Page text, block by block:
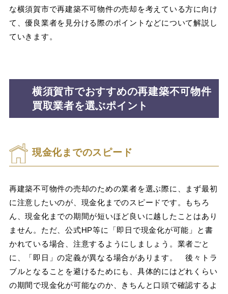
な横須賀市で再建築不可物件の売却を考えている方に向け
て、優良業者を見分ける際のポイントなどについて解説し
ていきます。
横須賀市でおすすめの再建築不可物件
買取業者を選ぶポイント
現金化までのスピード
再建築不可物件の売却のための業者を選ぶ際に、まず最初
に注意したいのが、現金化までのスピードです。もちろ
ん、現金化までの期間が短いほど良いに越したことはあり
ません。ただ、公式HP等に「即日で現金化が可能」と書
かれている場合、注意するようにしましょう。業者ごと
に、「即日」の定義が異なる場合があります。 後々トラ
ブルとなることを避けるためにも、具体的にはどれくらい
の期間で現金化が可能なのか、きちんと口頭で確認するよ